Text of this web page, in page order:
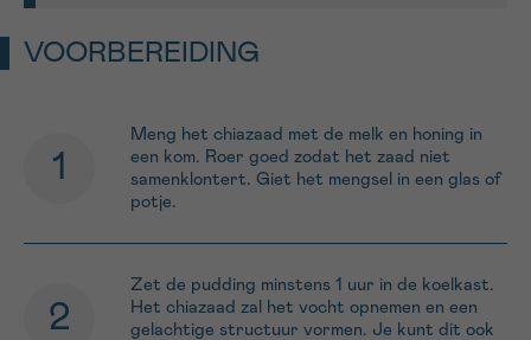
VOORBEREIDING
Meng het chiazaad met de melk en honing in
een kom. Roer goed zodat het zaad niet
samenklontert. Giet het mengsel in een glas of
potje.
Zet de pudding minstens 1 uur in de koelkast.
Het chiazaad zal het vocht opnemen en een
gelachtige structuur vormen. Je kunt dit ook